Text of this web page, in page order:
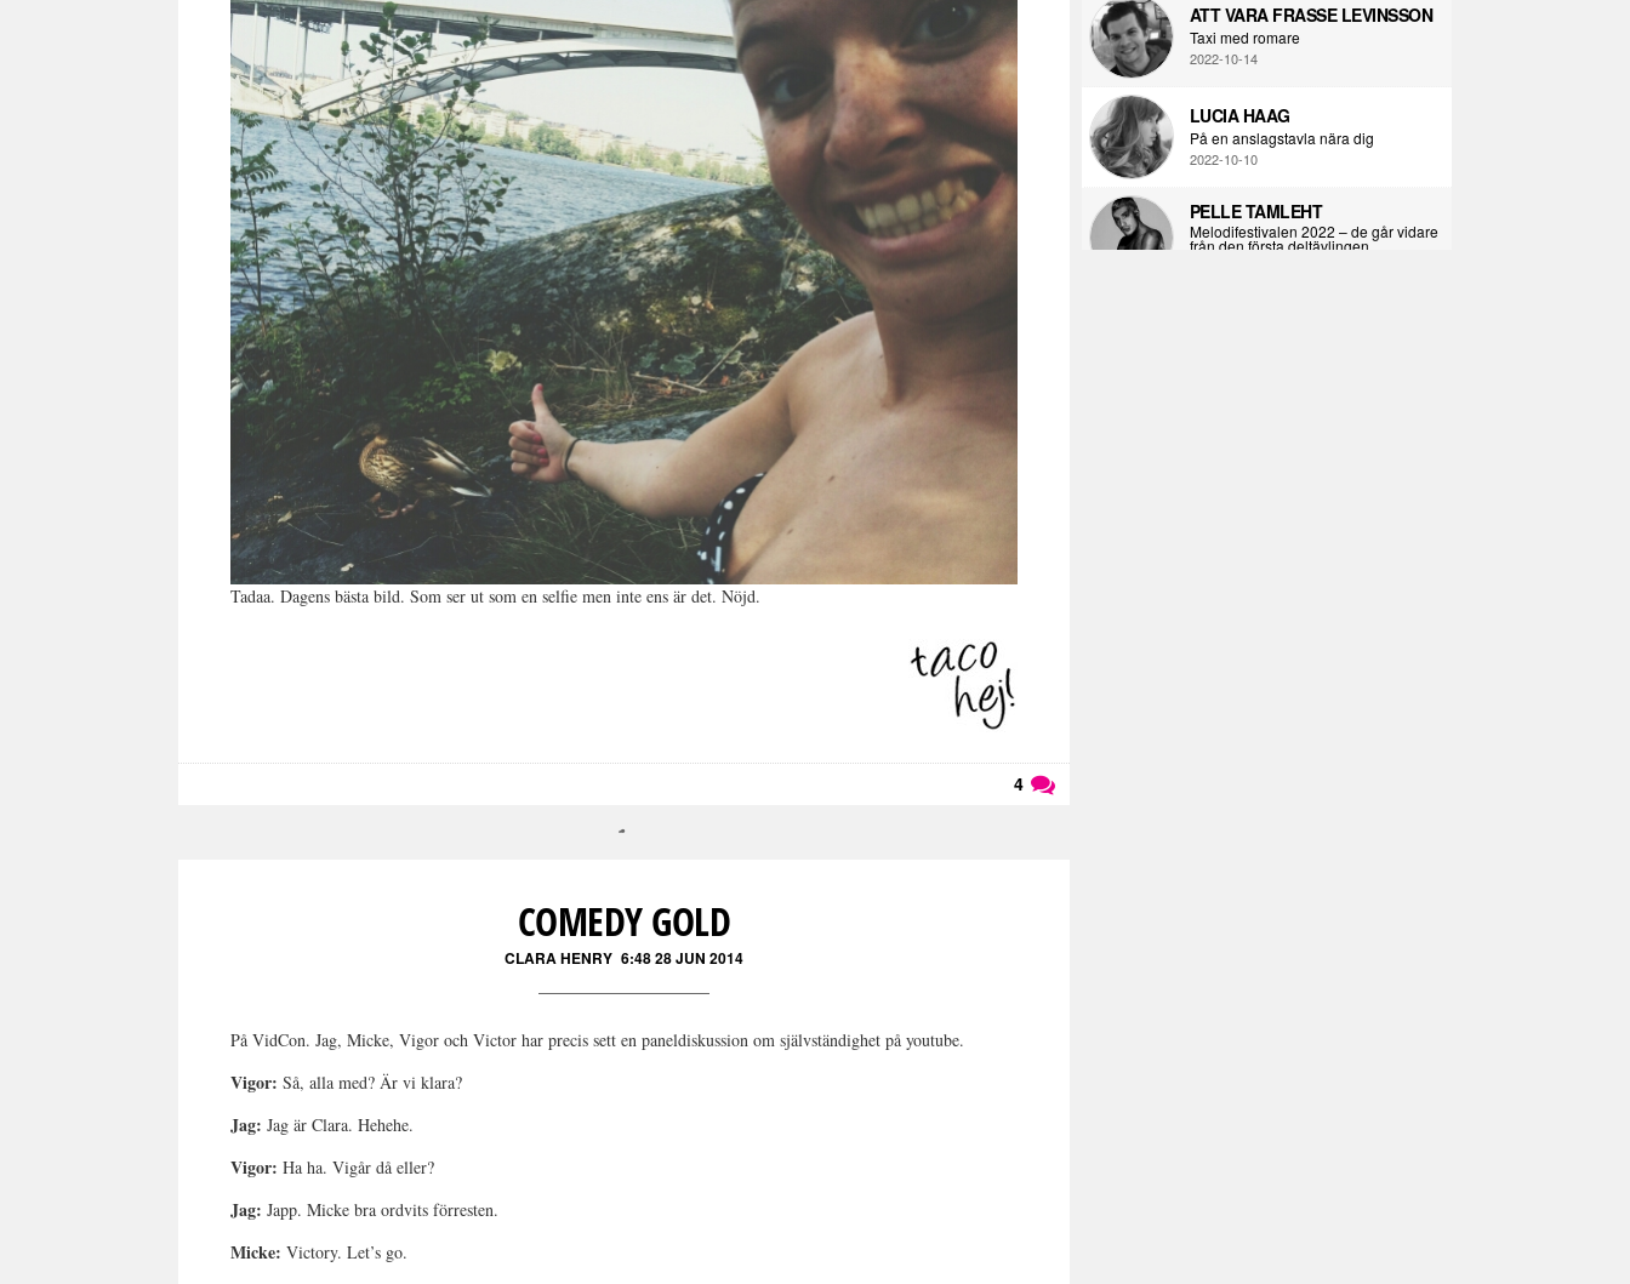
Tadaa. Dagens bästa bild. Som ser ut som en selfie men inte ens är det. Nöjd.
4
COMEDY GOLD
CLARA HENRY 6:48 28 JUN 2014
På VidCon. Jag, Micke, Vigor och Victor har precis sett en paneldiskussion om självständighet på youtube.
Vigor:Så, alla med? Är vi klara?
Jag:Jag är Clara. Hehehe.
Vigor:Ha ha. Vigår då eller?
Jag:Japp. Micke bra ordvits förresten.
Micke:Victory. Let’s go.
ATT VARA FRASSE LEVINSSON
Taxi med romare
2022-10-14
LUCIA HAAG
På en anslagstavla nära dig
2022-10-10
PELLE TAMLEHT
Melodifestivalen 2022 – de går vidare
från den första deltävlingen